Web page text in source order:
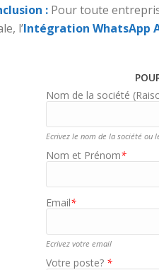
: Pour toute
l’Intégration WhatsApp
Nom de la société
Ecrivez le nom de la société ou
Nom et Prénom*
Email*
Ecrivez votre email
Votre poste? *